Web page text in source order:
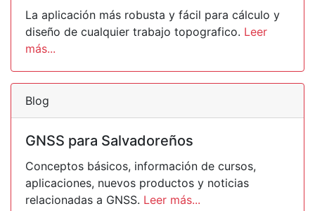
La aplicación más robusta y fácil para cálculo y
diseño de cualquier trabajo topografico. Leer
más...
Blog
GNSS para Salvadoreños
Conceptos básicos, información de cursos,
aplicaciones, nuevos productos y noticias
relacionadas a GNSS. Leer más...